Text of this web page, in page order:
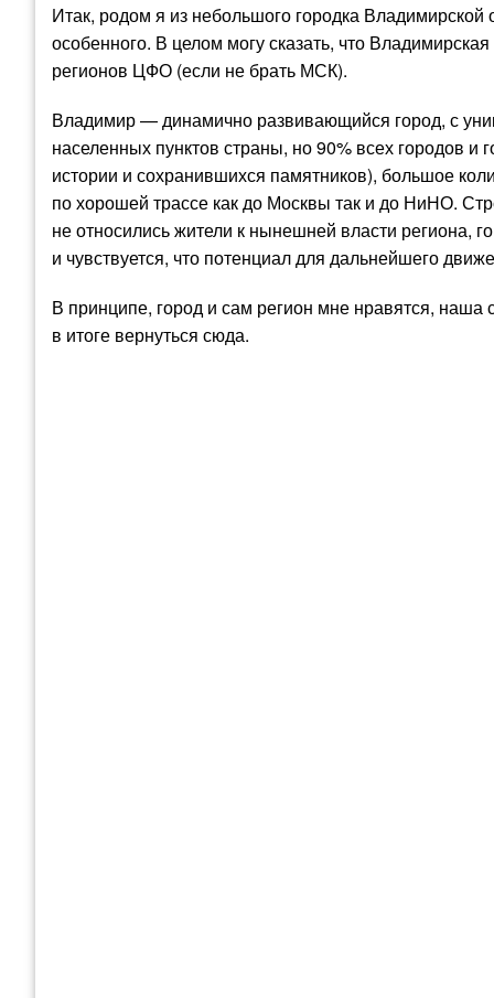
Итак, родом я из небольшого городка Владимирской
особенного. В целом могу сказать, что
регионов ЦФО (если не брать МСК).
Владимир — динамично развивающийся город, с
населенных пунктов страны, но 90% всех городов
истории и сохранившихся памятников), большое
по хорошей трассе как до Москвы так и до НиНО.
не относились жители к нынешней власти региона,
и чувствуется, что потенциал для дальнейшего
В принципе, город и сам регион мне нравятся,
в итоге вернуться сюда.